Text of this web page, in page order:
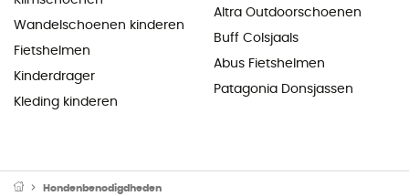
Wandelschoenen kinderen
Fietshelmen
Kinderdrager
Kleding kinderen
Altra Outdoorschoenen
Buff Colsjaals
Abus Fietshelmen
Patagonia Donsjassen
Hondenbenodigdheden